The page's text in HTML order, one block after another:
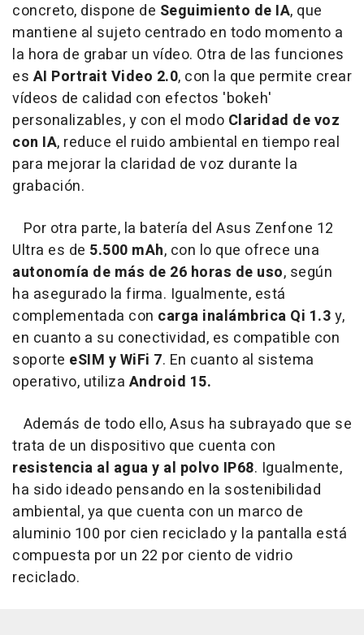
concreto, dispone de Seguimiento de IA, que
mantiene al sujeto centrado en todo momento a
la hora de grabar un vídeo. Otra de las funciones
es AI Portrait Video 2.0, con la que permite crear
vídeos de calidad con efectos 'bokeh'
personalizables, y con el modo Claridad de voz
con IA, reduce el ruido ambiental en tiempo real
para mejorar la claridad de voz durante la
grabación.
Por otra parte, la batería del Asus Zenfone 12
Ultra es de 5.500 mAh, con lo que ofrece una
autonomía de más de 26 horas de uso, según
ha asegurado la firma. Igualmente, está
complementada con carga inalámbrica Qi 1.3y,
en cuanto a su conectividad, es compatible con
soporte eSIM y WiFi 7. En cuanto al sistema
operativo, utiliza Android 15.
Además de todo ello, Asus ha subrayado que se
trata de un dispositivo que cuenta con
resistencia al agua y al polvo IP68. Igualmente,
ha sido ideado pensando en la sostenibilidad
ambiental, ya que cuenta con un marco de
aluminio 100 por cien reciclado y la pantalla está
compuesta por un 22 por ciento de vidrio
reciclado.